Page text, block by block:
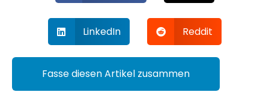
LinkedIn Reddit
Fasse diesen Artikel zusammen